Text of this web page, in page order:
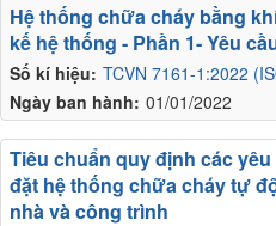
Số kí hiệu: TCVN 7161-1:2022
Ngày ban hành: 01/01/2022
Hệ thống chữa cháy bằng
kế hệ thống - Phần 1- Yêu
Tiêu chuẩn quy định các
đặt hệ thống chữa cháy tự
nhà và công trình